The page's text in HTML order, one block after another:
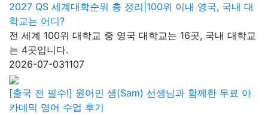
2027 QS 세계대학순위 총 정리|100위 이내 영국, 국내 대
학교는 어디?
전 세계 100위 대학교 중 영국 대학교는 16곳, 국내 대학교
는 4곳입니다.
2026-07-031107
[출국 전 필수!] 원어민 샘(Sam) 선생님과 함께한 무료 아
카데믹 영어 수업 후기